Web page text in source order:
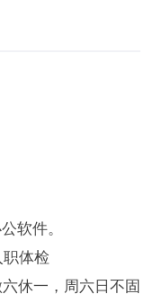
软件。
体检
休一，周六日不固